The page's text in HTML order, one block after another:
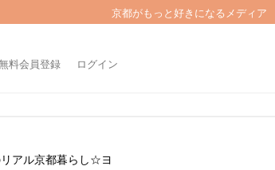
京都がもっと好きになるメディア
料会員登録 ログイン
アル京都暮らし☆ヨ